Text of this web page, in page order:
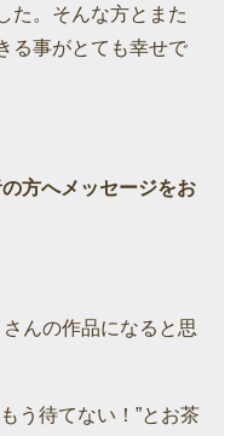
た。そんな方とまた
る事がとても幸せで
方へメッセージをお
んの作品になると思
う待てない！”とお茶